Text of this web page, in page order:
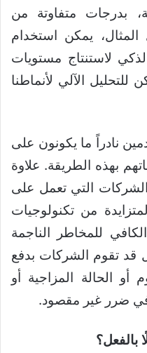
بدرجات متفاوتة من
يمكن استخدام
لاستنتاج مستويات
للتحليل الآلي لأنماطنا
نادراً ما يكونون على
بهذه الطريقة. علاوة
التي تعمل على
من تكنولوجيات
الكافي للمخاطر الناجمة
قد تقوم الشركات بدفع
أو الحالة المزاجية أو
في ضرر غير مقصود.
بالفعل؟